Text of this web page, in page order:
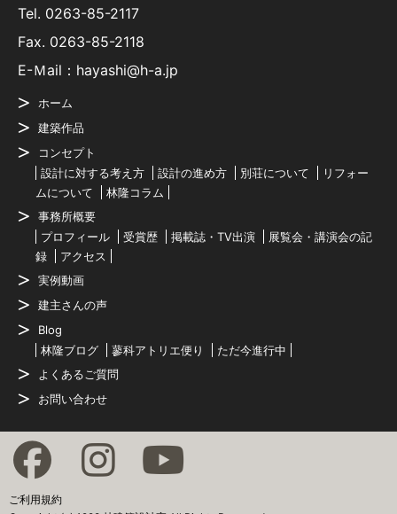
Tel. 0263-85-2117
Fax. 0263-85-2118
E-Ｍail：hayashi@h-a.jp
ホーム
建築作品
コンセプト
設計に対する考え方
設計の進め方 別荘について
リフォー
ムについて
林隆コラム
事務所概要
プロフィール
受賞歴 掲載誌・TV出演
展覧会・講演会の記
録
アクセス
実例動画
建主さんの声
Blog
林隆ブログ
蓼科アトリエ便り
ただ今進行中
よくあるご質問
お問い合わせ
ご利用規約